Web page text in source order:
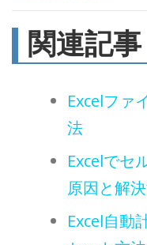
関連記事
Excelファ
法
Excelでセ
原因と解
Excel自動